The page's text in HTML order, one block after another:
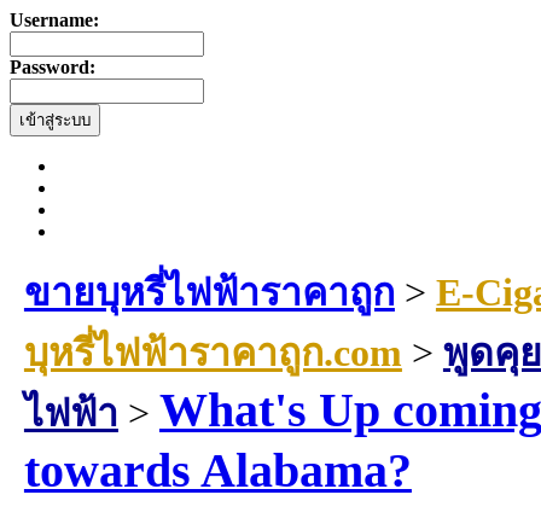
Username:
Password:
ขายบุหรี่ไฟฟ้าราคาถูก > E-
บุหรี่ไฟฟ้าราคาถูก.com> พูดคุ
ไฟฟ้า > What's Up
towards Alabama?